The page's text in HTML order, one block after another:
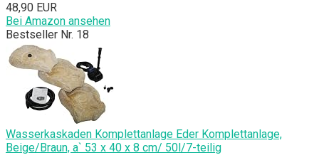
48,90 EUR
Bei Amazon ansehen
Bestseller Nr. 18
Wasserkaskaden Komplettanlage Eder Komplettanlage,
Beige/Braun, a` 53 x 40 x 8 cm/ 50l/7-teilig